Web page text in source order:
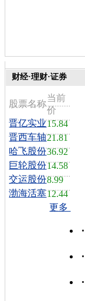
财经·理财·证券
股票名称
当前
价
晋亿实业15.84
晋西车轴21.81
哈飞股份36.92
巨轮股份14.58
交运股份8.99
渤海活塞12.44
更多